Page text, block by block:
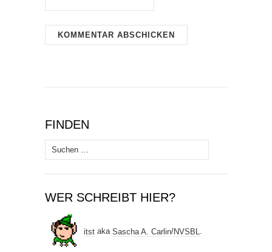
FINDEN
Suchen
nach:
WER SCHREIBT HIER?
itst aka Sascha A. Carlin/NVSBL .